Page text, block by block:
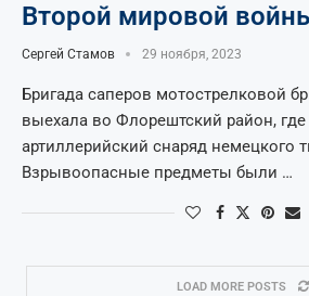
Второй мировой
Сергей Стамов 29 ноября, 2023
Бригада саперов мотострелковой
выехала во Флорештский район,
артиллерийский снаряд немецкого
Взрывоопасные предметы были …
LOAD MORE POSTS